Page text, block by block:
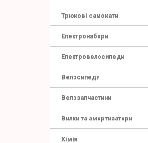
Трюкові самокати
Електронабори
Електровелосипеди
Велосипеди
Велозапчастини
Вилки та амортизатори
Хімія